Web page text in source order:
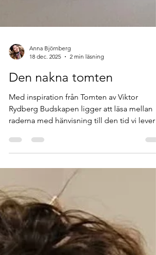
Anna Björnberg
18 dec. 2025
Den nakna tomten
Med inspiration från Tomten av Viktor
Rydberg Budskapen ligger att läsa mellan
raderna med hänvisning till den tid vi lever
(obs! ingen AI här inte) DEN NAKNA
TOMTEN Vers 1) Tomten liten och naken
och ser på Får ibland höra ”Stackars
men han vill ha det så Han har inget att
Är stolt över vem han är Varför göra som alla
andra och följa en sovande här Tomten
nästan tappar hakan och suckar i smyg Hur